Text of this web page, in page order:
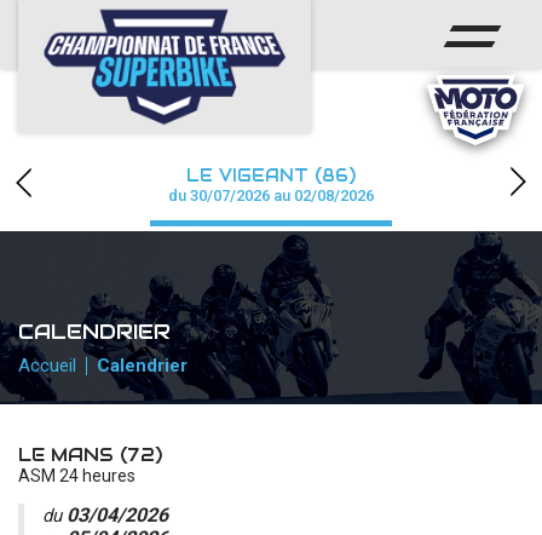
ACCUEIL
CHAMPIONNAT
CALENDRIER
PHOTOS / WEB TV
PARTENAIRES
PRESSE
LE VIGEANT (86)
du 30/07/2026 au 02/08/2026
CALENDRIER
Accueil Calendrier
LE MANS (72)
ASM 24 heures
du03/04/2026